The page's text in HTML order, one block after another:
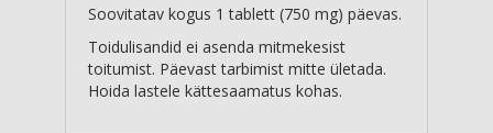
Soovitatav kogus 1 tablett (750 mg) päevas.
Toidulisandid ei asenda mitmekesist
toitumist. Päevast tarbimist mitte ületada.
Hoida lastele kättesaamatus kohas.